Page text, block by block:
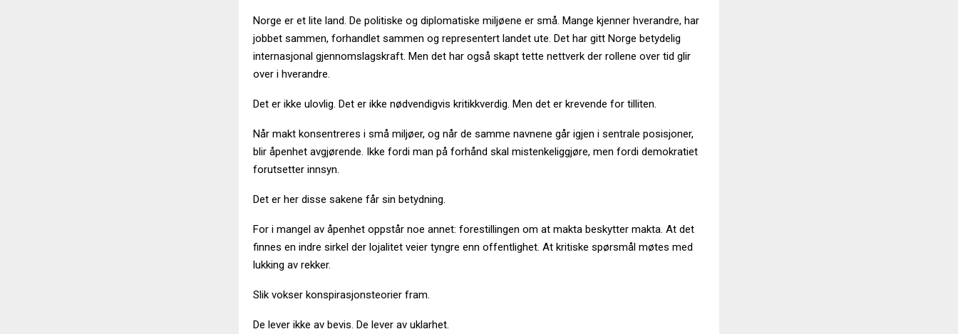
Norge er et lite land. De politiske og diplomatiske miljøene er små. Mange kjenner hverandre, har
jobbet sammen, forhandlet sammen og representert landet ute. Det har gitt Norge betydelig
internasjonal gjennomslagskraft. Men det har også skapt tette nettverk der rollene over tid glir
over i hverandre.
Det er ikke ulovlig. Det er ikke nødvendigvis kritikkverdig. Men det er krevende for tilliten.
Når makt konsentreres i små miljøer, og når de samme navnene går igjen i sentrale posisjoner,
blir åpenhet avgjørende. Ikke fordi man på forhånd skal mistenkeliggjøre, men fordi demokratiet
forutsetter innsyn.
Det er her disse sakene får sin betydning.
For i mangel av åpenhet oppstår noe annet: forestillingen om at makta beskytter makta. At det
finnes en indre sirkel der lojalitet veier tyngre enn offentlighet. At kritiske spørsmål møtes med
lukking av rekker.
Slik vokser konspirasjonsteorier fram.
De lever ikke av bevis. De lever av uklarhet.